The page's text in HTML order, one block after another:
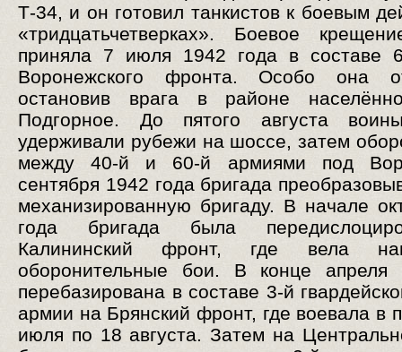
Т-34, и он готовил танкистов к боевым
«тридцатьчетверках». Боевое
приняла 7 июля 1942 года в составе
Воронежского фронта. Особо она
остановив врага в районе
Подгорное. До пятого августа
удерживали рубежи на шоссе, затем
между 40-й и 60-й армиями под
сентября 1942 года бригада
механизированную бригаду. В начале
года бригада была
Калининский фронт, где вела
оборонительные бои. В конце апреля
перебазирована в составе 3-й
армии на Брянский фронт, где воевала в
июля по 18 августа. Затем на